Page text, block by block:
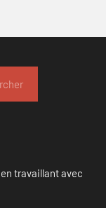
travaillant avec